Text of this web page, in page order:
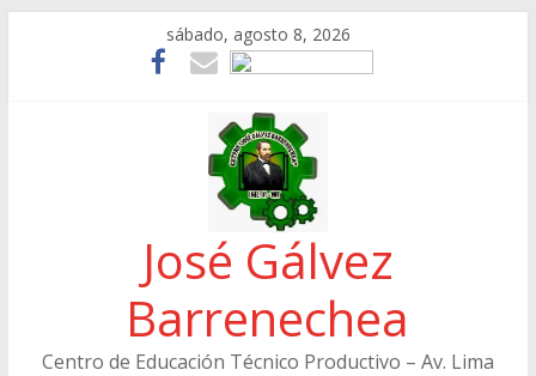
sábado, agosto 8, 2026
José Gálvez
Barrenechea
Centro de Educación Técnico Productivo – Av. Lima